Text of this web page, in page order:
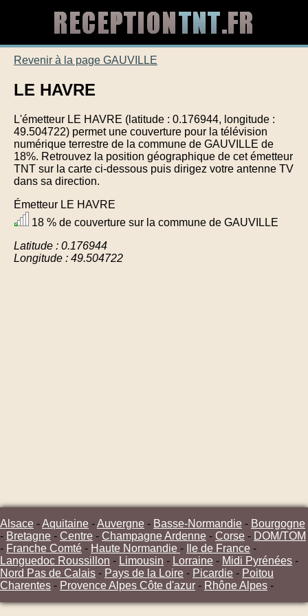
Revenir à la page GAUVILLE
LE HAVRE
L'émetteur LE HAVRE (latitude : 0.176944, longitude :
49.504722) permet une couverture pour la télévision
numérique terrestre de la commune de GAUVILLE de
18%. Retrouvez la position géographique de cet émetteur
TNT sur la carte ci-dessous puis dirigez votre antenne TV
dans sa direction.
Émetteur LE HAVRE
18 % de couverture sur la commune de GAUVILLE
Latitude : 0.176944
Longitude : 49.504722
Alsace -Aquitaine -Auvergne - Basse-Normandie - Bourgogne
- Bretagne - Centre - Champagne Ardenne - Corse - DOM/TOM
- Franche Comté - Haute Normandie - Ile de France -
Languedoc Roussillon - Limousin - Lorraine - Midi Pyrénées -
Nord Pas de Calais - Pays de la Loire - Picardie - Poitou
Charentes - Provence Alpes Côte d'azur - Rhône Alpes -